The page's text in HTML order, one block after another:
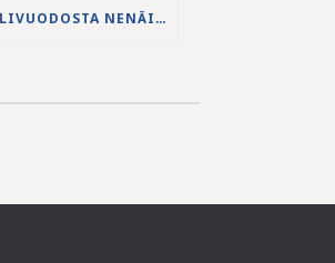
TIEDOTE YLIVUODOSTA NENÄINNIEMEN JÄTEVEDENPUHDISTAMOLLA